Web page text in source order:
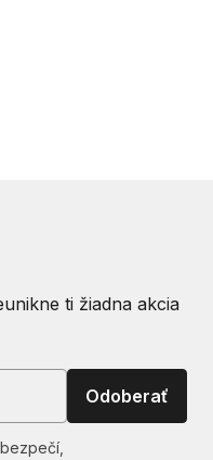
ti žiadna akcia
Odoberať